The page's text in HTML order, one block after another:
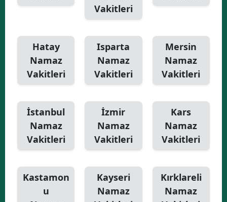
Vakitleri
Hatay
Namaz
Vakitleri
Isparta
Namaz
Vakitleri
Mersin
Namaz
Vakitleri
İstanbul
Namaz
Vakitleri
İzmir
Namaz
Vakitleri
Kars
Namaz
Vakitleri
Kastamon
u
Kayseri
Namaz
Kırklareli
Namaz